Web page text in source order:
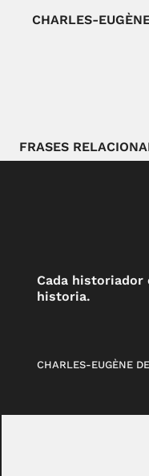
CHARLES-
FRASES
Cada historiador
historia.
CHARLES-EUGÈNE